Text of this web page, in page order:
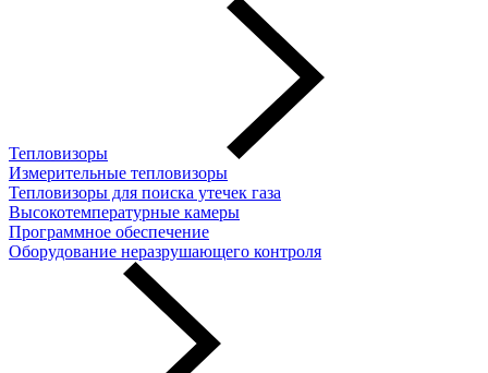
Тепловизоры
Измерительные тепловизоры
Тепловизоры для поиска утечек газа
Высокотемпературные камеры
Программное обеспечение
Оборудование неразрушающего контроля